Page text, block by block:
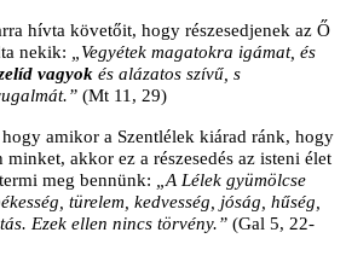
hívta követőit, hogy részesedjenek az Ő
nekik:
„Vegyétek magatokra igámat, és
vagyok és alázatos szívű, s
(Mt 11, 29)
amikor a Szentlélek kiárad ránk, hogy
minket, akkor ez a részesedés az isteni élet
meg bennünk:
„A Lélek gyümölcse
türelem, kedvesség, jóság, hűség,
Ezek ellen nincs törvény.” (Gal 5, 22-